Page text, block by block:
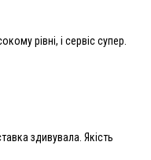
рівні, і сервіс супер.
здивувала. Якість